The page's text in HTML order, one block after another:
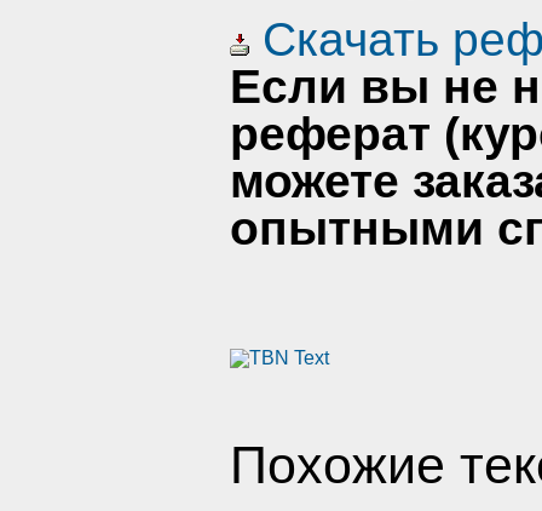
Скачать
Если вы не
реферат
можете
опытными
Похожие